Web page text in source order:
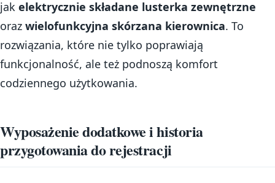
jak elektrycznie składane lusterka zewnętrzne
oraz wielofunkcyjna skórzana kierownica. To
rozwiązania, które nie tylko poprawiają
funkcjonalność, ale też podnoszą komfort
codziennego użytkowania.
Wyposażenie dodatkowe i historia
przygotowania do rejestracji